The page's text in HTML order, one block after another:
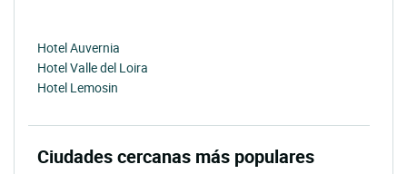
Hotel Auvernia
Hotel Valle del Loira
Hotel Lemosin
Ciudades cercanas más populares